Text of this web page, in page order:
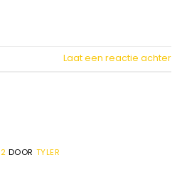
Laat een reactie achter
DOOR TYLER